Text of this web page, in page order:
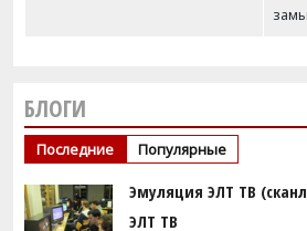
БЛОГИ
Последние Популярные
Эмуляция ЭЛТ ТВ
ЭЛТ ТВ